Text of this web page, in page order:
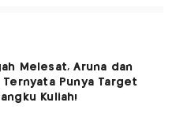
Melesat, Aruna dan
Ternyata Punya Target
Kuliah!